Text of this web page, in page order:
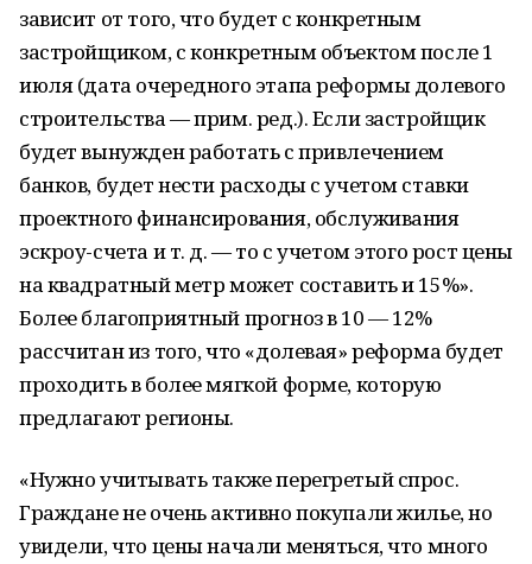
зависит от того, что будет с конкретным
застройщиком, с конкретным объектом после 1
июля (дата очередного этапа реформы долевого
строительства — прим. ред.). Если застройщик
будет вынужден работать с привлечением
банков, будет нести расходы с учетом ставки
проектного финансирования, обслуживания
эскроу-счета и т. д. — то с учетом этого рост цены
на квадратный метр может составить и 15%».
Более благоприятный прогноз в 10 — 12%
рассчитан из того, что «долевая» реформа будет
проходить в более мягкой форме, которую
предлагают регионы.
«Нужно учитывать также перегретый спрос.
Граждане не очень активно покупали жилье, но
увидели, что цены начали меняться, что много